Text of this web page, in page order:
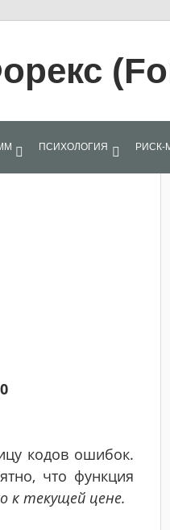
ПСИХОЛОГИЯ
кодов ошибок.
что функция
к текущей цене.